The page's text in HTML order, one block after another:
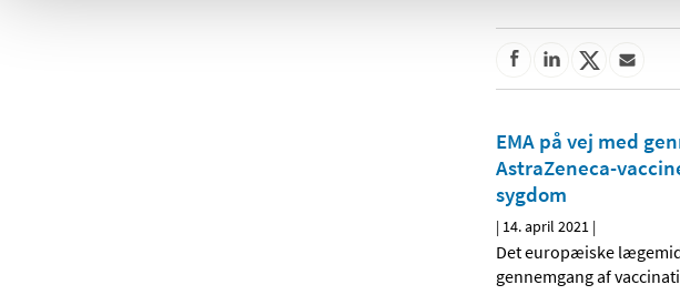
EMA på vej med
AstraZeneca-
sygdom
| 14. april 2021 |
Det europæiske
gennemgang af